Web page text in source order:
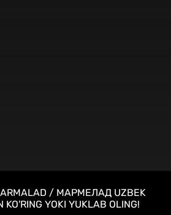
/ МАРМЕЛАД UZBEK
KO'RING YOKI YUKLAB OLING!